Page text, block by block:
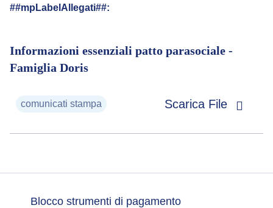
##mpLabelAllegati##:
Informazioni essenziali patto parasociale -
Famiglia Doris
comunicati stampa Scarica File
Blocco strumenti di pagamento